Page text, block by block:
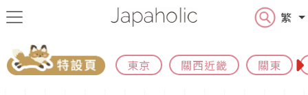
繁
東京 關西近畿 關東